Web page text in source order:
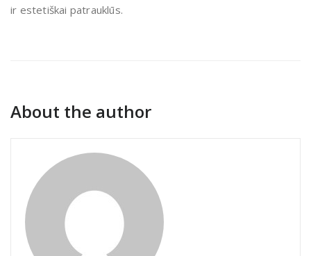
ir estetiškai patrauklūs.
About the author